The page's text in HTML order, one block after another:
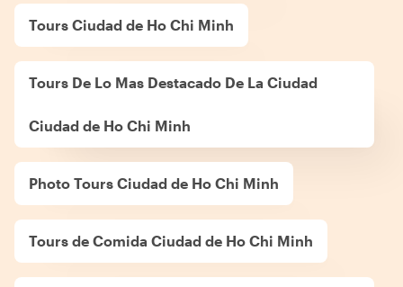
Tours Ciudad de Ho Chi Minh
Tours De Lo Mas Destacado De La Ciudad
Ciudad de Ho Chi Minh
Photo Tours Ciudad de Ho Chi Minh
Tours de Comida Ciudad de Ho Chi Minh